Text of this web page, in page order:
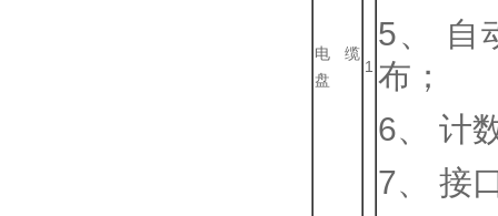
电缆
盘
1
5、 自
布；
6、 计
7、 接